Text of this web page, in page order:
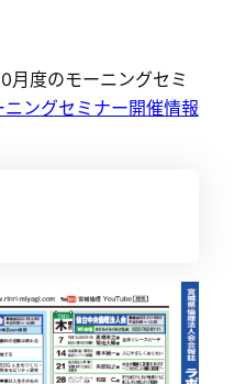
度のモーニングセミ
ニングセミナー開催情報